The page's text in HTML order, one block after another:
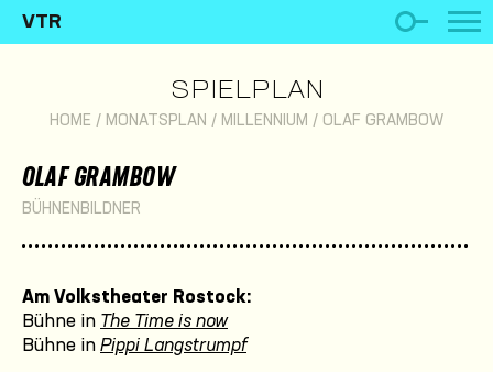
VTR
SPIELPLAN
HOME / MONATSPLAN / MILLENNIUM / OLAF GRAMBOW
OLAF GRAMBOW
BÜHNENBILDNER
Am Volkstheater Rostock:
Bühne in The Time is now
Bühne in Pippi Langstrumpf